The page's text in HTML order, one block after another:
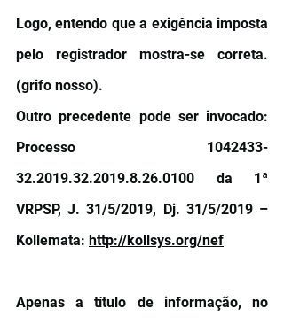
Logo, entendo que a exigência imposta
pelo registrador mostra-se correta.
(grifo nosso).
Outro precedente pode ser invocado:
Processo 1042433-
32.2019.32.2019.8.26.0100 da 1ª
VRPSP, J. 31/5/2019, Dj. 31/5/2019 –
Kollemata: http://kollsys.org/nef
Apenas a título de informação, no